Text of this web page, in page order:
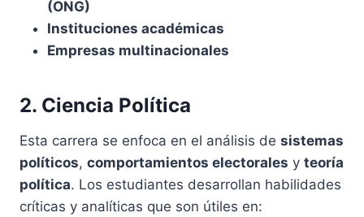
(ONG)
Instituciones académicas
Empresas multinacionales
2. Ciencia Política
Esta carrera se enfoca en el análisis de sistemas
políticos, comportamientos electorales y teoría
política. Los estudiantes desarrollan habilidades
críticas y analíticas que son útiles en: